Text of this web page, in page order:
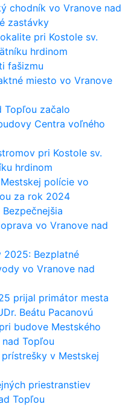
chodník vo Vranove nad
zastávky
pri Kostole sv.
hrdinom
fašizmu
miesto vo Vranove
Topľou začalo
Centra voľného
pri Kostole sv.
hrdinom
polície vo
za rok 2024
vo Vranove nad
2025: Bezplatné
vo Vranove nad
prijal primátor mesta
Beátu Pacanovú
budove Mestského
Topľou
v Mestskej
priestranstiev
Topľou